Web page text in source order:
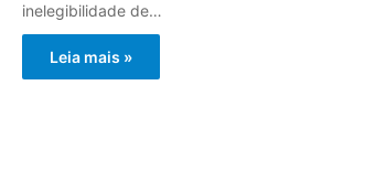
inelegibilidade de…
Leia mais »